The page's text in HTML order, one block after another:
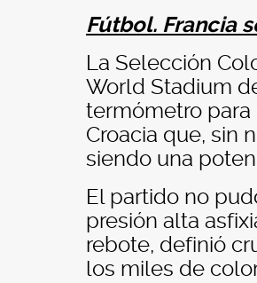
Fútbol. Francia
La Selección
World Stadium
termómetro para
Croacia que, sin
siendo una
El partido no
presión alta
rebote, definió
los miles de